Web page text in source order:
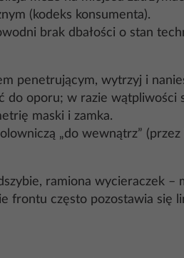
(kodeks konsumenta).
brak dbałości o stan
penetrującym, wytrzyj i
oporu; w razie wątpliwości
maski i zamka.
„do wewnątrz”
ramiona wycieraczek –
frontu często pozostawia się